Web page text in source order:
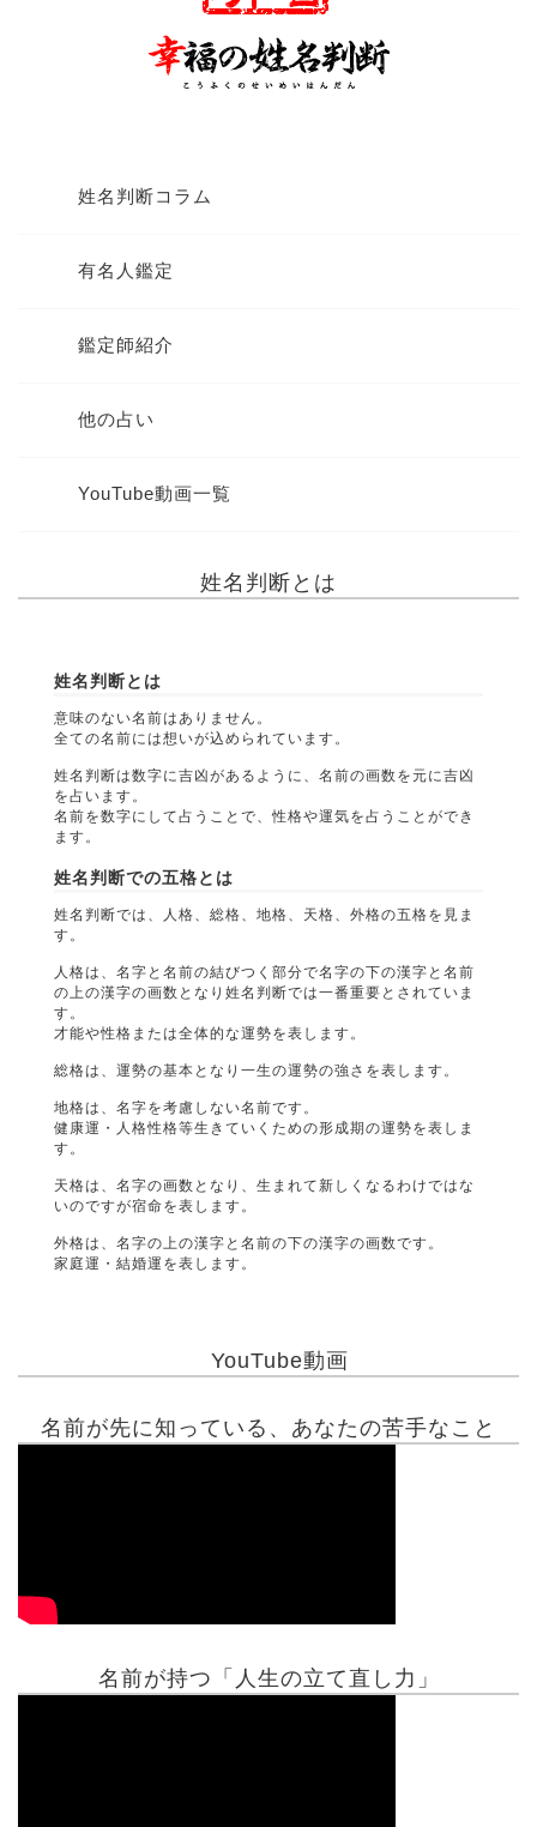
姓名判断コラム
有名人鑑定
鑑定師紹介
他の占い
YouTube動画一覧
姓名判断とは
姓名判断とは
意味のない名前はありません。
全ての名前には想いが込められています。
姓名判断は数字に吉凶があるように、名前の画数を元に吉凶
を占います。
名前を数字にして占うことで、性格や運気を占うことができ
ます。
姓名判断での五格とは
姓名判断では、人格、総格、地格、天格、外格の五格を見ま
す。
人格は、名字と名前の結びつく部分で名字の下の漢字と名前
の上の漢字の画数となり姓名判断では一番重要とされていま
す。
才能や性格または全体的な運勢を表します。
総格は、運勢の基本となり一生の運勢の強さを表します。
地格は、名字を考慮しない名前です。
健康運・人格性格等生きていくための形成期の運勢を表しま
す。
天格は、名字の画数となり、生まれて新しくなるわけではな
いのですが宿命を表します。
外格は、名字の上の漢字と名前の下の漢字の画数です。
家庭運・結婚運を表します。
YouTube動画
名前が先に知っている、あなたの苦手なこと
名前が持つ「人生の立て直し力」